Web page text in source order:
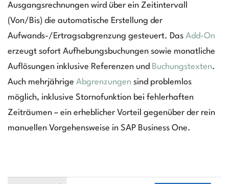
Ausgangsrechnungen wird über ein Zeitintervall
(Von/Bis) die automatische Erstellung der
Aufwands-/Ertragsabgrenzung gesteuert. Das Add-On
erzeugt sofort Aufhebungsbuchungen sowie monatliche
Auflösungen inklusive Referenzen und Buchungstexten.
Auch mehrjährige Abgrenzungen sind problemlos
möglich, inklusive Stornofunktion bei fehlerhaften
Zeiträumen – ein erheblicher Vorteil gegenüber der rein
manuellen Vorgehensweise in SAP Business One.